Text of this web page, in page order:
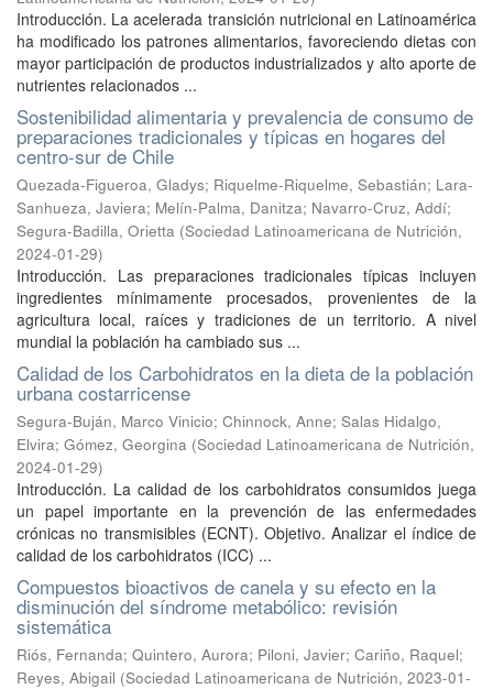
Introducción. La acelerada transición nutricional en Latinoamérica
ha modificado los patrones alimentarios, favoreciendo dietas con
mayor participación de productos industrializados y alto aporte de
nutrientes relacionados ...
Sostenibilidad alimentaria y prevalencia de consumo de
preparaciones tradicionales y típicas en hogares del
centro-sur de Chile
Quezada-Figueroa, Gladys; Riquelme-Riquelme, Sebastián; Lara-
Sanhueza, Javiera; Melín-Palma, Danitza; Navarro-Cruz, Addí;
Segura-Badilla, Orietta (Sociedad Latinoamericana de Nutrición,
2024-01-29)
Introducción. Las preparaciones tradicionales típicas incluyen
ingredientes mínimamente procesados, provenientes de la
agricultura local, raíces y tradiciones de un territorio. A nivel
mundial la población ha cambiado sus ...
Calidad de los Carbohidratos en la dieta de la población
urbana costarricense
Segura-Buján, Marco Vinicio; Chinnock, Anne; Salas Hidalgo,
Elvira; Gómez, Georgina (Sociedad Latinoamericana de Nutrición,
2024-01-29)
Introducción. La calidad de los carbohidratos consumidos juega
un papel importante en la prevención de las enfermedades
crónicas no transmisibles (ECNT). Objetivo. Analizar el índice de
calidad de los carbohidratos (ICC) ...
Compuestos bioactivos de canela y su efecto en la
disminución del síndrome metabólico: revisión
sistemática
Riós, Fernanda; Quintero, Aurora; Piloni, Javier; Cariño, Raquel;
Reyes, Abigail (Sociedad Latinoamericana de Nutrición, 2023-01-